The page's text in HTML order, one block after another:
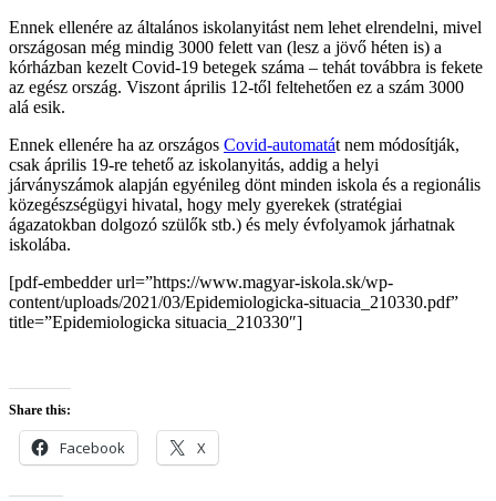
Ennek ellenére az általános iskolanyitást nem lehet elrendelni, mivel
országosan még mindig 3000 felett van (lesz a jövő héten is) a
kórházban kezelt Covid-19 betegek száma – tehát továbbra is fekete
az egész ország. Viszont április 12-től feltehetően ez a szám 3000
alá esik.
Ennek ellenére ha az országos Covid-automatát nem módosítják,
csak április 19-re tehető az iskolanyitás, addig a helyi
járványszámok alapján egyénileg dönt minden iskola és a regionális
közegészségügyi hivatal, hogy mely gyerekek (stratégiai
ágazatokban dolgozó szülők stb.) és mely évfolyamok járhatnak
iskolába.
[pdf-embedder url=”https://www.magyar-iskola.sk/wp-
content/uploads/2021/03/Epidemiologicka-situacia_210330.pdf”
title=”Epidemiologicka situacia_210330″]
Share this:
Facebook X